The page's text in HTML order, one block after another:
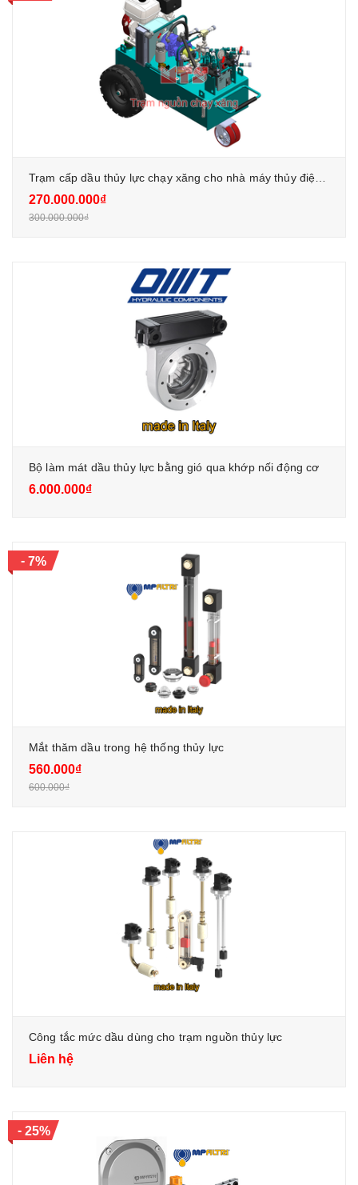
270.000.000₫
300.000.000₫
Bộ làm mát dầu thủy lực bằng gió qua khớp nối động cơ
6.000.000₫
- 7%
Mắt thăm dầu trong hệ thống thủy lực
560.000₫
600.000₫
Công tắc mức dầu dùng cho trạm nguồn thủy lực
Liên hệ
-25%